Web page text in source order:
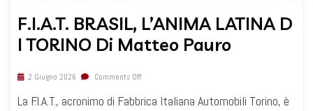
F.I.A.T. BRASIL, L’ANIMA LATINA D
I TORINO Di Matteo Pauro
2 Giugno 2026 Comments Off
La F.I.A.T., acronimo di Fabbrica Italiana Automobili Torino, è